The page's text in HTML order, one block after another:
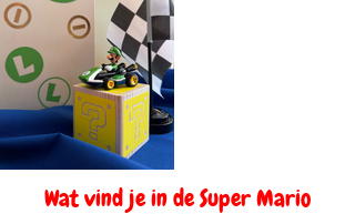
Wat vind je in de Super Mario